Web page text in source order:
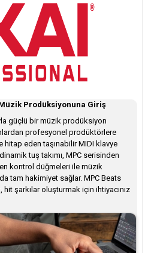
Prodüksiyonuna Giriş
güçlü bir müzik prodüksiyon
profesyonel prodüktörlere
hitap eden taşınabilir MIDI klavye
tuş takımı, MPC serisinden
kontrol düğmeleri ile müzik
tam hakimiyet sağlar. MPC Beats
hit şarkılar oluşturmak için ihtiyacınız